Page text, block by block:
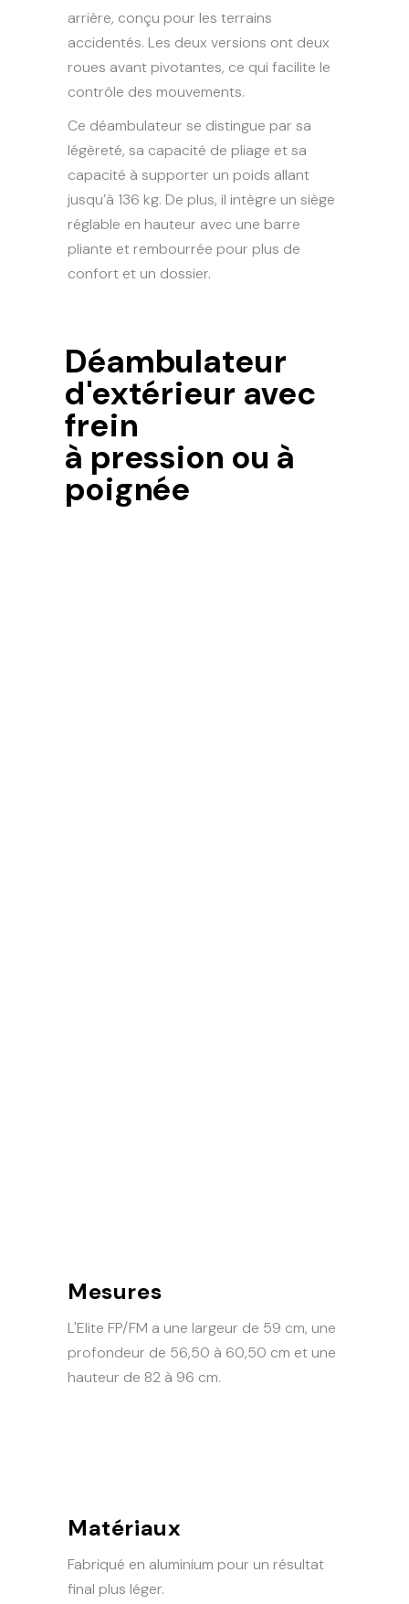
arrière, conçu pour les terrains
accidentés. Les deux versions ont deux
roues avant pivotantes, ce qui facilite le
contrôle des mouvements.
Ce déambulateur se distingue par sa
légèreté, sa capacité de pliage et sa
capacité à supporter un poids allant
jusqu’à 136 kg. De plus, il intègre un siège
réglable en hauteur avec une barre
pliante et rembourrée pour plus de
confort et un dossier.
Déambulateur
d'extérieur avec
frein
à pression ou à
poignée
Mesures
L'Elite FP/FM a une largeur de 59 cm, une
profondeur de 56,50 à 60,50 cm et une
hauteur de 82 à 96 cm.
Matériaux
Fabriqué en aluminium pour un résultat
final plus léger.